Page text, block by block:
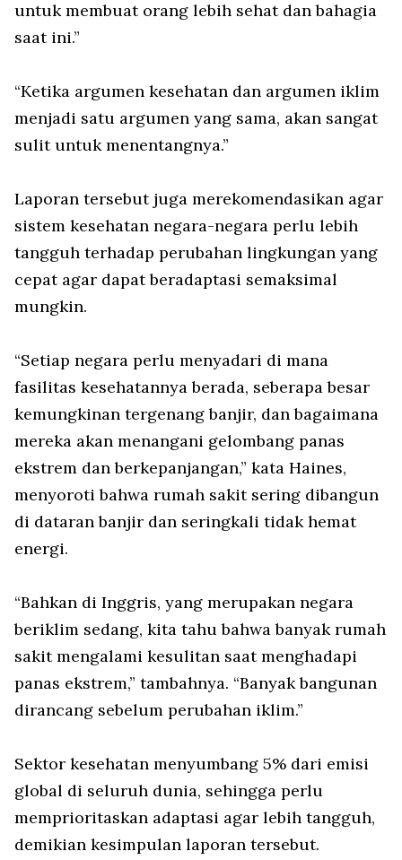
untuk membuat orang lebih sehat dan bahagia
saat ini.”
“Ketika argumen kesehatan dan argumen iklim
menjadi satu argumen yang sama, akan sangat
sulit untuk menentangnya.”
Laporan tersebut juga merekomendasikan agar
sistem kesehatan negara-negara perlu lebih
tangguh terhadap perubahan lingkungan yang
cepat agar dapat beradaptasi semaksimal
mungkin.
“Setiap negara perlu menyadari di mana
fasilitas kesehatannya berada, seberapa besar
kemungkinan tergenang banjir, dan bagaimana
mereka akan menangani gelombang panas
ekstrem dan berkepanjangan,” kata Haines,
menyoroti bahwa rumah sakit sering dibangun
di dataran banjir dan seringkali tidak hemat
energi.
“Bahkan di Inggris, yang merupakan negara
beriklim sedang, kita tahu bahwa banyak rumah
sakit mengalami kesulitan saat menghadapi
panas ekstrem,” tambahnya. “Banyak bangunan
dirancang sebelum perubahan iklim.”
Sektor kesehatan menyumbang 5% dari emisi
global di seluruh dunia, sehingga perlu
memprioritaskan adaptasi agar lebih tangguh,
demikian kesimpulan laporan tersebut.